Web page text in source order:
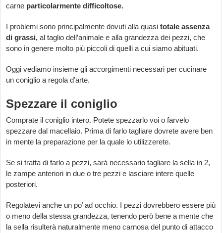
carne particolarmente difficoltose.
I problemi sono principalmente dovuti alla quasitotale assenza
di grassi,al taglio dell’animale e alla grandezza dei pezzi, che
sono in genere molto più piccoli di quelli a cui siamo abituati.
Oggi vediamo insieme gli accorgimenti necessari per cucinare
un coniglio a regola d’arte.
Spezzare il coniglio
Comprate il coniglio intero. Potete spezzarlo voi o farvelo
spezzare dal macellaio. Prima di farlo tagliare dovrete avere ben
in mente la preparazione per la quale lo utilizzerete.
Se si tratta di farlo a pezzi, sarà necessario tagliare la sella in 2,
le zampe anteriori in due o tre pezzi e lasciare intere quelle
posteriori.
Regolatevi anche un po’ ad occhio. I pezzi dovrebbero essere più
o meno della stessa grandezza, tenendo però bene a mente che
la sella risulterà naturalmente meno carnosa del punto di attacco